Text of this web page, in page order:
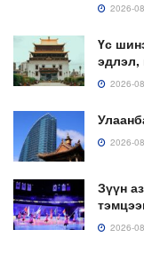
2026-
Үс
эдлэл,
2026-
2026-
Зүүн
2026-